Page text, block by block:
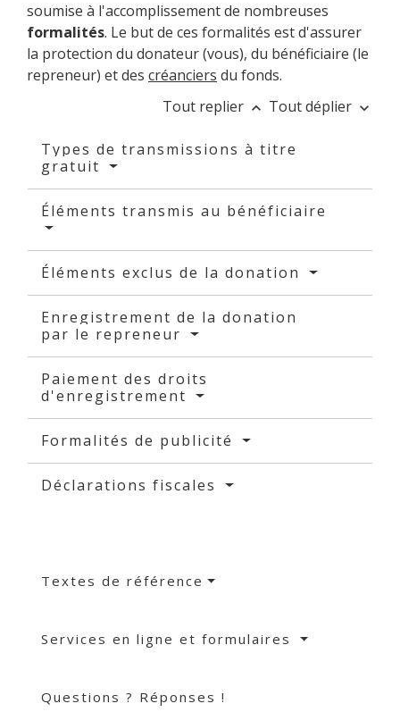
soumise à l'accomplissement de nombreuses
formalités. Le but de ces formalités est d'assurer
la protection du donateur (vous), du bénéficiaire (le
repreneur) et des créanciers du fonds.
Tout replier keyboard_arrow_up Tout déplier keyboard_arrow_down
Types de transmissions à titre
gratuit
Éléments transmis au bénéficiaire
Éléments exclus de la donation
Enregistrement de la donation
par le repreneur
Paiement des droits
d'enregistrement
Formalités de publicité
Déclarations fiscales
Textes de référence
Services en ligne et formulaires
Questions ? Réponses !